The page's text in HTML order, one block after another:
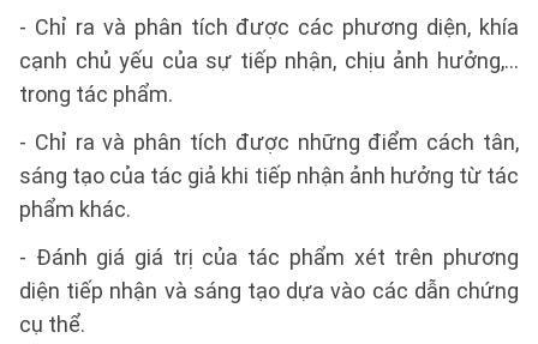
- Chỉ ra và phân tích được các phương diện, khía
cạnh chủ yếu của sự tiếp nhận, chịu ảnh hưởng,...
trong tác phẩm.
- Chỉ ra và phân tích được những điểm cách tân,
sáng tạo của tác giả khi tiếp nhận ảnh hưởng từ tác
phẩm khác.
- Đánh giá giá trị của tác phẩm xét trên phương
diện tiếp nhận và sáng tạo dựa vào các dẫn chứng
cụ thể.